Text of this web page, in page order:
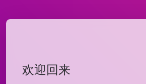
欢迎回来